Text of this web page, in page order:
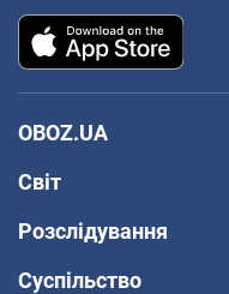
OBOZ.UA
Світ
Розслідування
Суспільство